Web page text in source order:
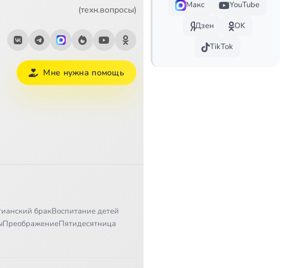
1:26
(техн.вопросы)
Мне нужна помощь
бракВоспитание детей
ПреображениеПятидесятница
Макс
YouTube
Дзен
OK
TikTok